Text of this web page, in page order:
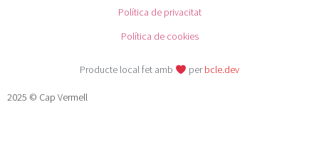
Política de privacitat
Política de cookies
Producte local fet amb perbcle.dev
2025 © Cap Vermell